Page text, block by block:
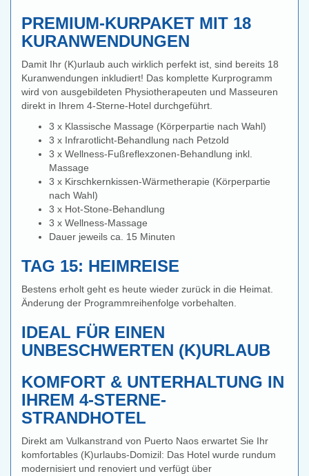
PREMIUM-KURPAKET MIT 18
KURANWENDUNGEN
Damit Ihr (K)urlaub auch wirklich perfekt ist, sind bereits 18
Kuranwendungen inkludiert! Das komplette Kurprogramm
wird von ausgebildeten Physiotherapeuten und Masseuren
direkt in Ihrem 4-Sterne-Hotel durchgeführt.
3 x Klassische Massage (Körperpartie nach Wahl)
3 x Infrarotlicht-Behandlung nach Petzold
3 x Wellness-Fußreflexzonen-Behandlung inkl.
Massage
3 x Kirschkernkissen-Wärmetherapie (Körperpartie
nach Wahl)
3 x Hot-Stone-Behandlung
3 x Wellness-Massage
Dauer jeweils ca. 15 Minuten
TAG 15: HEIMREISE
Bestens erholt geht es heute wieder zurück in die Heimat.
Änderung der Programmreihenfolge vorbehalten.
IDEAL FÜR EINEN
UNBESCHWERTEN (K)URLAUB
KOMFORT & UNTERHALTUNG IN
IHREM 4-STERNE-
STRANDHOTEL
Direkt am Vulkanstrand von Puerto Naos erwartet Sie Ihr
komfortables (K)urlaubs-Domizil: Das Hotel wurde rundum
modernisiert und renoviert und verfügt über